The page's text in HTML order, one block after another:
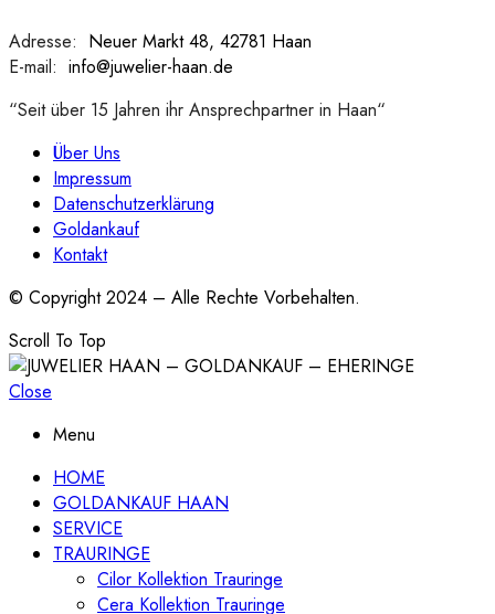
Adresse: Neuer Markt 48, 42781 Haan
E-mail: info@juwelier-haan.de
“Seit über 15 Jahren ihr Ansprechpartner in Haan“
Über Uns
Impressum
Datenschutzerklärung
Goldankauf
Kontakt
© Copyright 2024 – Alle Rechte Vorbehalten.
Scroll To Top
Close
Menu
HOME
GOLDANKAUF HAAN
SERVICE
TRAURINGE
Cilor Kollektion Trauringe
Cera Kollektion Trauringe